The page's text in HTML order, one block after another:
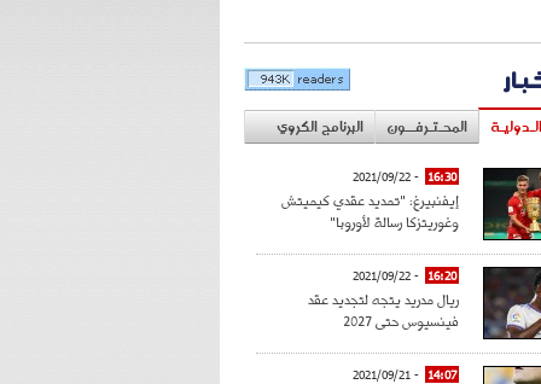
المحـتـرفــون البرنامج الكروي
16:30
- 2021/09/22
إيفنبيرغ: "تمديد عقدي كيميتش
وغوريتزكا رسالة لأوروبا"
16:20
- 2021/09/22
ريال مدريد يتجه لتجديد عقد
فينسيوس حتى 2027
14:07
- 2021/09/21